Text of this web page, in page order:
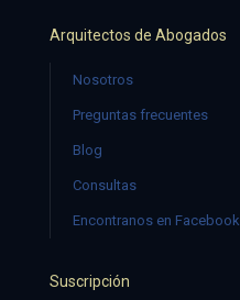
Arquitectos de Abogados
Nosotros
Preguntas frecuentes
Blog
Consultas
Encontranos en Facebook
Suscripción